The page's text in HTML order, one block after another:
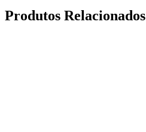
Produtos Relacionados